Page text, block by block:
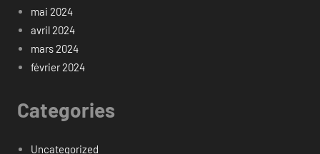
mai 2024
avril 2024
mars 2024
février 2024
Categories
Uncategorized